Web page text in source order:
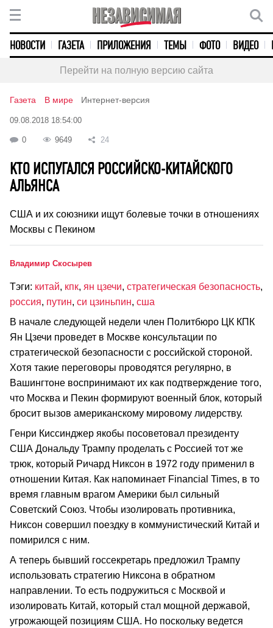
НОВОСТИ ГАЗЕТА ПРИЛОЖЕНИЯ ТЕМЫ ФОТО ВИДЕО
Перейти на полную версию сайта
Газета В мире Интернет-версия
09.08.2018 18:54:00
0 9649 24
КТО ИСПУГАЛСЯ РОССИЙСКО-КИТАЙСКОГО
АЛЬЯНСА
США и их союзники ищут болевые точки в отношениях
Москвы с Пекином
Владимир Скосырев
Тэги: китай, кпк, ян цзечи, стратегическая безопасность,
россия, путин, си цзиньпин, сша
В начале следующей недели член Политбюро ЦК КПК
Ян Цзечи проведет в Москве консультации по
стратегической безопасности с российской стороной.
Хотя такие переговоры проводятся регулярно, в
Вашингтоне воспринимают их как подтверждение того,
что Москва и Пекин формируют военный блок, который
бросит вызов американскому мировому лидерству.
Генри Киссинджер якобы посоветовал президенту
США Дональду Трампу проделать с Россией тот же
трюк, который Ричард Никсон в 1972 году применил в
отношении Китая. Как напоминает Financial Times, в то
время главным врагом Америки был сильный
Советский Союз. Чтобы изолировать противника,
Никсон совершил поездку в коммунистический Китай и
помирился с ним.
А теперь бывший госсекретарь предложил Трампу
использовать стратегию Никсона в обратном
направлении. То есть подружиться с Москвой и
изолировать Китай, который стал мощной державой,
угрожающей позициям США. Но поскольку ведется